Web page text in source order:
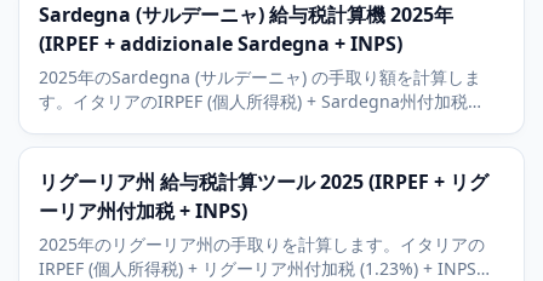
Sardegna (サルデーニャ) 給与税計算機 2025年
(IRPEF + addizionale Sardegna + INPS)
2025年のSardegna (サルデーニャ) の手取り額を計算しま
す。イタリアのIRPEF (個人所得税) + Sardegna州付加税
光を考慮。
リグーリア州 給与税計算ツール 2025 (IRPEF + リグ
ーリア州付加税 + INPS)
2025年のリグーリア州の手取りを計算します。イタリアの
IRPEF (個人所得税) + リグーリア州付加税 (1.23%) + INPS。